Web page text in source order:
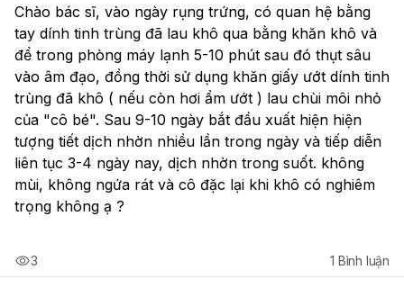
Chào bác sĩ, vào ngày rụng trứng, có quan hệ bằng
tay dính tinh trùng đã lau khô qua bằng khăn khô và
để trong phòng máy lạnh 5-10 phút sau đó thụt sâu
vào âm đạo, đồng thời sử dụng khăn giấy ướt dính tinh
trùng đã khô ( nếu còn hơi ẩm ướt ) lau chùi môi nhỏ
của "cô bé". Sau 9-10 ngày bắt đầu xuất hiện hiện
tượng tiết dịch nhờn nhiều lần trong ngày và tiếp diễn
liên tục 3-4 ngày nay, dịch nhờn trong suốt. không
mùi, không ngứa rát và cô đặc lại khi khô có nghiêm
trọng không ạ ?
3 1 Bình luận